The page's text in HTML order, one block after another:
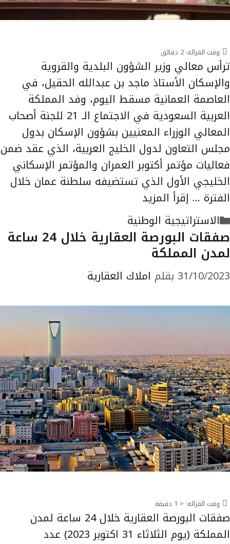
وقت القرائه: 2 دقائق
ترأس معالي وزير الشؤون البلدية والقروية
والإسكان الأستاذ ماجد بن عبدالله الحقيل، في
العاصمة العمانية مسقط اليوم، وفد المملكة
العربية السعودية في الاجتماع الـ 21 للجنة أصحاب
المعالي الوزراء المعنيين بشؤون الإسكان بدول
مجلس التعاون لدول الخليج العربية، الذي عقد ضمن
فعاليات مؤتمر أكتوبر العمران والمؤتمر الإسكاني
الخليجي الأول الذي تستضيفه سلطنة عمان خلال
الفترة … إقرأ المزيد
التصنيفات
الاستراتيجية الوطنية
صفقات البورصة العقارية خلال 24 ساعة
لمدن المملكة
31/10/2023 بقلم املاك العقارية
وقت القرائه: < 1 دقيقة
صفقات البورصة العقارية خلال 24 ساعة لمدن
المملكة (يوم الثلاثاء 31 اكتوبر 2023) عدد